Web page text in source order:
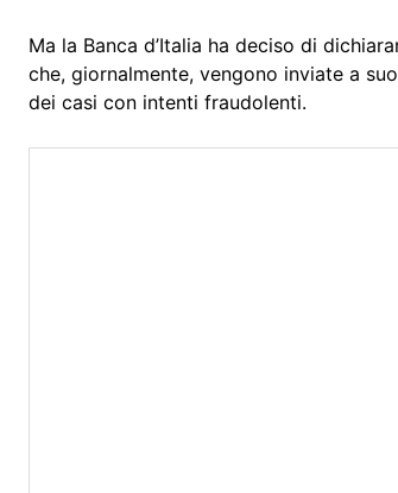
Ma la Banca d’Italia ha deciso di
che, giornalmente, vengono inviate a
dei casi con intenti fraudolenti.